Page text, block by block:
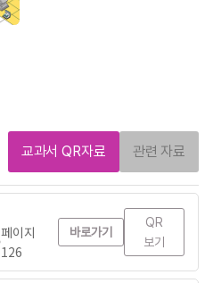
교과서 QR자료 관련 자료
페이지
126
바로가기
QR
보기